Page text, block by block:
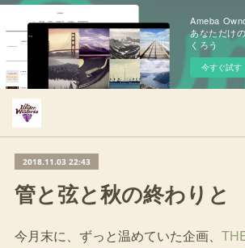
Ameba
あなただけ
くろう
今すぐ試す
2018.11.03 22:43
管と弦と秋の終わりと
今月末に、ずっと温めていた企画、